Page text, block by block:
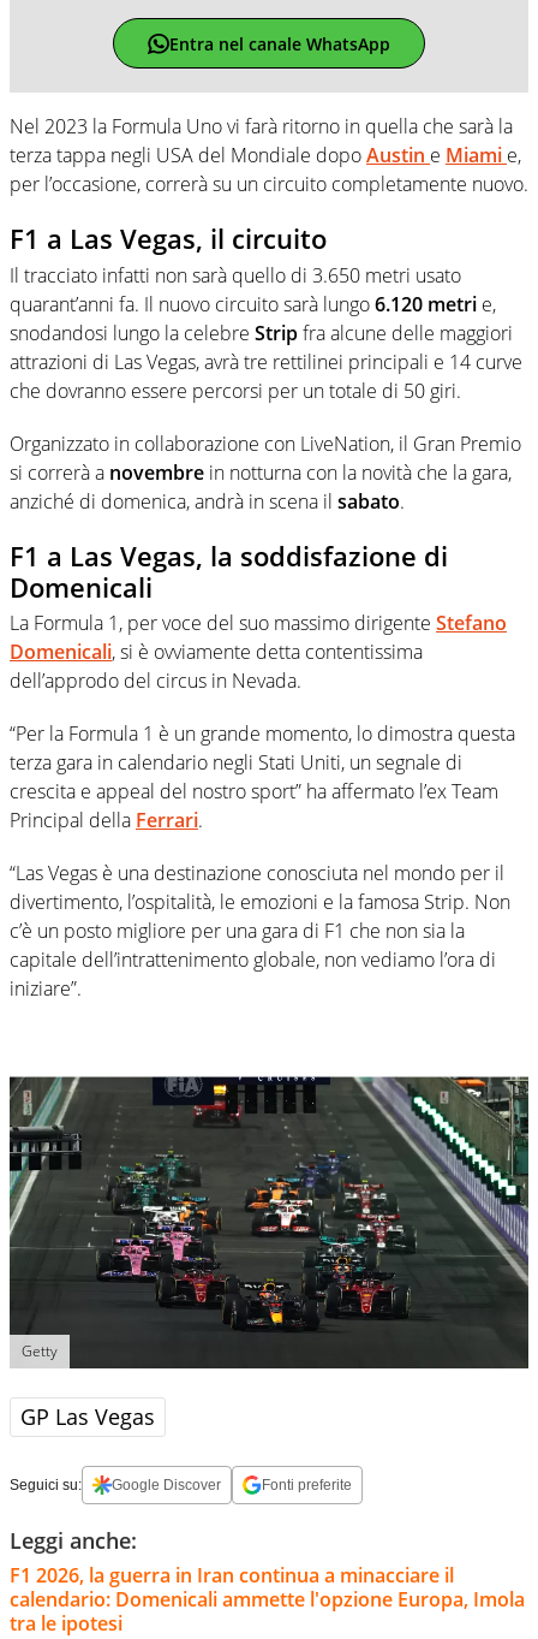
Entra nel canale WhatsApp
Nel 2023 la Formula Uno vi farà ritorno in quella che sarà la
terza tappa negli USA del Mondiale dopoAustin e Miami e,
per l’occasione, correrà su un circuito completamente nuovo.
F1 a Las Vegas, il circuito
Il tracciato infatti non sarà quello di 3.650 metri usato
quarant’anni fa. Il nuovo circuito sarà lungo6.120 metri e,
snodandosi lungo la celebre Stripfra alcune delle maggiori
attrazioni di Las Vegas, avrà tre rettilinei principali e 14 curve
che dovranno essere percorsi per un totale di 50 giri.
Organizzato in collaborazione con LiveNation, il Gran Premio
si correrà a novembre in notturna con la novità che la gara,
anziché di domenica, andrà in scena il sabato.
F1 a Las Vegas, la soddisfazione di
Domenicali
La Formula 1, per voce del suo massimo dirigente Stefano
Domenicali, si è ovviamente detta contentissima
dell’approdo del circus in Nevada.
“Per la Formula 1 è un grande momento, lo dimostra questa
terza gara in calendario negli Stati Uniti, un segnale di
crescita e appeal del nostro sport” ha affermato l’ex Team
Principal della Ferrari.
“Las Vegas è una destinazione conosciuta nel mondo per il
divertimento, l’ospitalità, le emozioni e la famosa Strip. Non
c’è un posto migliore per una gara di F1 che non sia la
capitale dell’intrattenimento globale, non vediamo l’ora di
iniziare”.
Getty
GP Las Vegas
Seguici su: Google Discover Fonti preferite
Leggi anche:
F1 2026, la guerra in Iran continua a minacciare il
calendario: Domenicali ammette l'opzione Europa, Imola
tra le ipotesi